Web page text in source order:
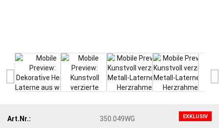
EXKLUSIV
Art.Nr.:
350.049WG